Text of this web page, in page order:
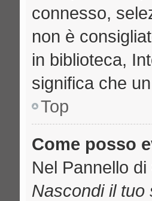
connesso,
non è
in biblioteca,
significa che
Top
Come posso
Nel Pannello di
Nascondi il tuo